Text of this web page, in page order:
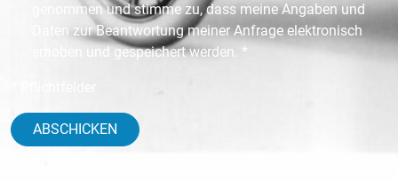
genommen und stimme zu, dass meine Angaben und
Daten zur Beantwortung meiner Anfrage elektronisch
erhoben und gespeichert werden. *
ABSCHICKEN